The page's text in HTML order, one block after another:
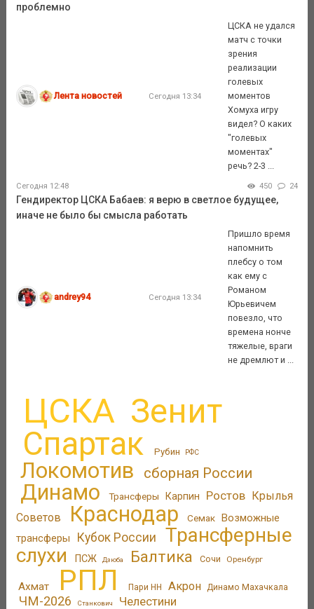
проблемно
Лента новостей Сегодня 13:34
ЦСКА не удался
матч с точки
зрения
реализации
голевых
моментов
Хомуха игру
видел? О каких
"голевых
моментах"
речь? 2-3 ...
Сегодня 12:48 450 24
Гендиректор ЦСКА Бабаев: я верю в светлое будущее,
иначе не было бы смысла работать
andrey94 Сегодня 13:34
Пришло время
напомнить
плебсу о том
как ему с
Романом
Юрьевичем
повезло, что
времена нонче
тяжелые, враги
не дремлют и ...
ЦСКА Зенит
Спартак Рубин РФС
Локомотив сборная России
Динамо Трансферы Карпин Ростов Крылья
Советов
Краснодар Семак Возможные
трансферы
Кубок России
Трансферные
слухи
ПСЖ Дзюба Балтика Сочи Оренбург
Ахмат РПЛ Пари НН Акрон Динамо Махачкала
ЧМ-2026 Станкович Челестини